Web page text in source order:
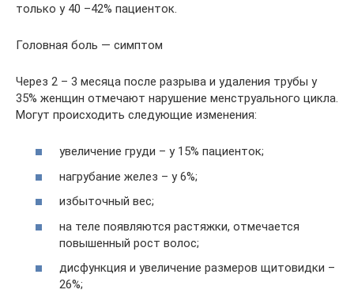
только у 40 –42% пациенток.
Головная боль — симптом
Через 2 – 3 месяца после разрыва и удаления трубы у
35% женщин отмечают нарушение менструального цикла.
Могут происходить следующие изменения:
увеличение груди – у 15% пациенток;
нагрубание желез – у 6%;
избыточный вес;
на теле появляются растяжки, отмечается
повышенный рост волос;
дисфункция и увеличение размеров щитовидки –
26%;